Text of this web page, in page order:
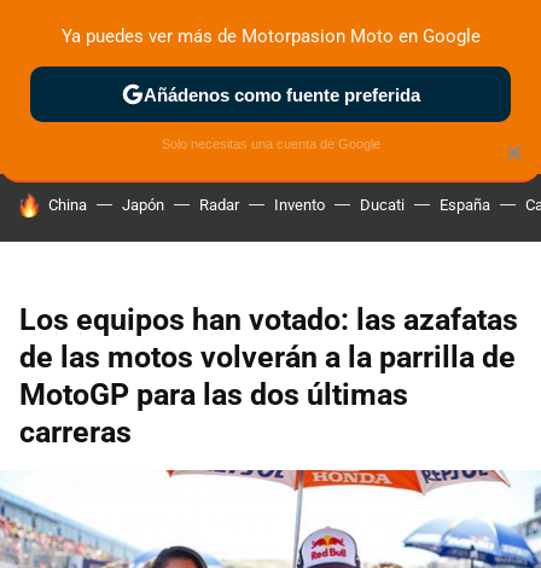
ZONA DE PRUEBAS DEPORTIVAS MOTOS ELÉCTRICAS
HOY SE HABLA DE
China Japón Radar Invento Ducati España
Los equipos han votado: las azafatas
de las motos volverán a la parrilla de
MotoGP para las dos últimas
carreras
×
Ya puedes ver más de Motorpasion Moto en Google
Añádenos como fuente preferida
Solo necesitas una cuenta de Google